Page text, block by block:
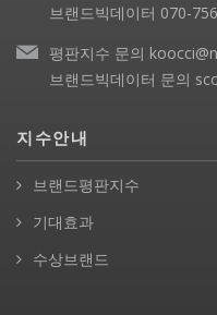
브랜드빅데이터 070-
평판지수 문의
브랜드빅데이터 문의
지수안내
브랜드평판지수
기대효과
수상브랜드